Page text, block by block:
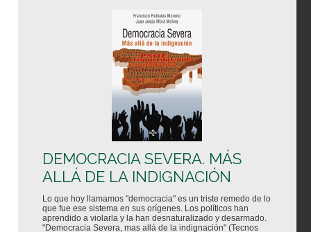
DEMOCRACIA SEVERA. MÁS
ALLÁ DE LA INDIGNACIÓN
Lo que hoy llamamos "democracia" es un triste remedo de lo
que fue ese sistema en sus orígenes. Los políticos han
aprendido a violarla y la han desnaturalizado y desarmado.
"Democracia Severa, mas allá de la indignación" (Tecnos